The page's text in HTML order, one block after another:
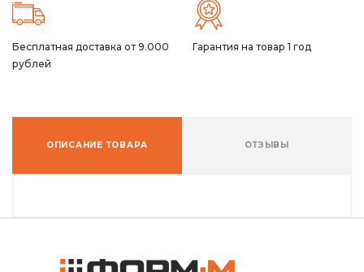
Бесплатная доставка от 9.000
рублей
Гарантия на товар 1 год
ОПИСАНИЕ ТОВАРА ОТЗЫВЫ